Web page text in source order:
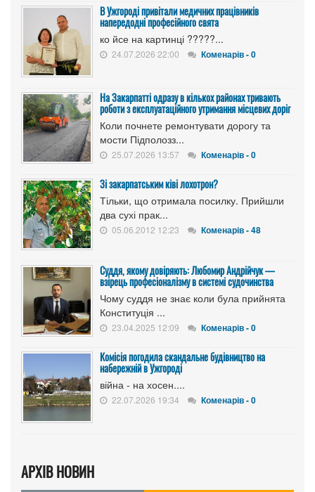
В Ужгороді привітали медичних працівників
напередодні професійного свята
ко йсе на картинці ?????...
24.07.2026 22:00 Коменарів - 0
На Закарпатті одразу в кількох районах тривають
роботи з експлуатаційного утримання місцевих доріг
Коли почнете ремонтувати дорогу та
мости Підполозз...
25.07.2026 13:57 Коменарів - 0
Зі закарпатським ківі лохотрон?
Тільки, що отримала посилку. Прийшли
два сухі прак...
05.06.2012 12:23 Коменарів - 48
Суддя, якому довіряють: Любомир Андрійчук —
взірець професіоналізму в системі судочинства
Чому суддя не знає коли була прийнята
Конституція ...
23.04.2025 12:09 Коменарів - 0
Комісія погодила скандальне будівництво на
набережній в Ужгороді
війна - на хосен....
22.07.2026 19:34 Коменарів - 0
АРХІВ НОВИН